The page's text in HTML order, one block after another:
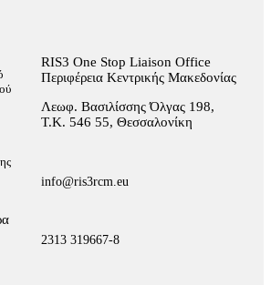
RIS3 One Stop Liaison Office
Περιφέρεια Κεντρικής Μακεδονίας
Λεωφ. Βασιλίσσης Όλγας 198,
Τ.Κ. 546 55, Θεσσαλονίκη
info@ris3rcm.eu
2313 319667-8